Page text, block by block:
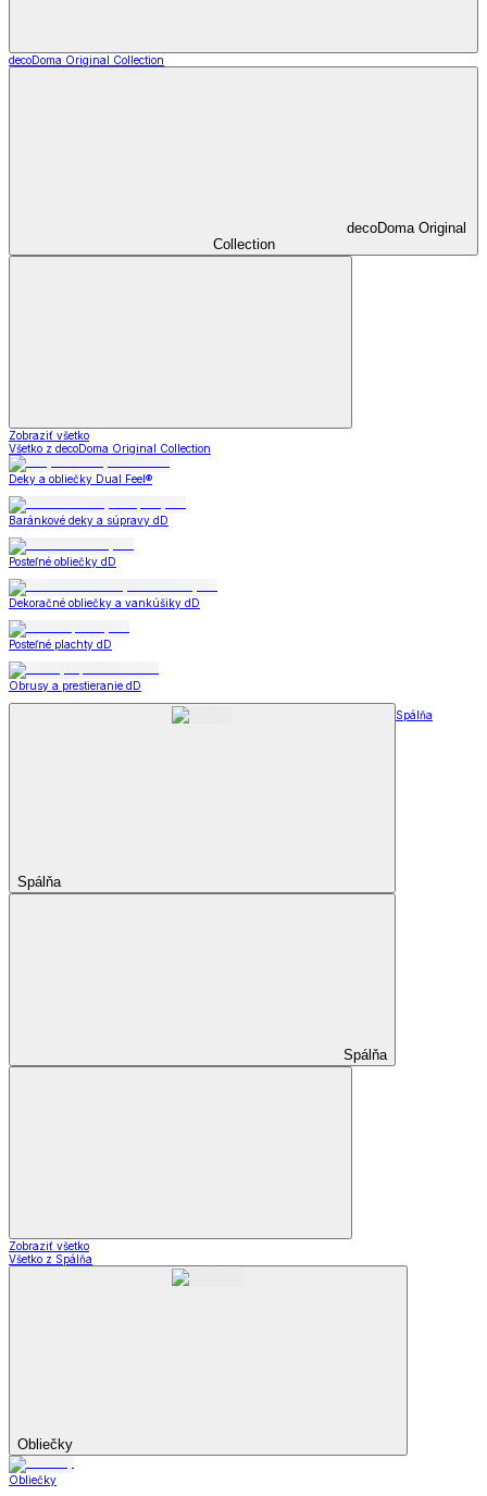
decoDoma Original Collection
decoDoma Original
Collection
Zobraziť všetko
Všetko z decoDoma Original Collection
Deky a obliečky Dual Feel®
Baránkové deky a súpravy dD
Posteľné obliečky dD
Dekoračné obliečky a vankúšiky dD
Posteľné plachty dD
Obrusy a prestieranie dD
Spálňa
Spálňa
Spálňa
Zobraziť všetko
Všetko z Spálňa
Obliečky
Obliečky